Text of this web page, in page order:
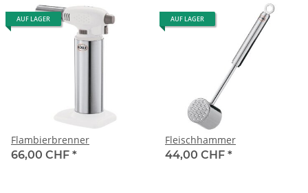
AUF LAGER
Flambierbrenner
66,00 CHF *
AUF LAGER
Fleischhammer
44,00 CHF *